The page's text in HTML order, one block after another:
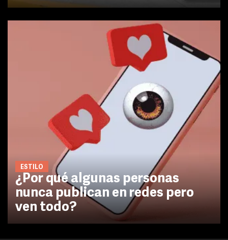
ESTILO
¿Por qué algunas personas
nunca publican en redes pero
ven todo?